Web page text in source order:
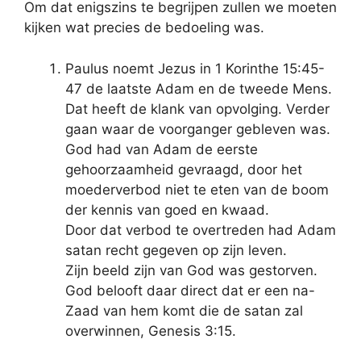
Om dat enigszins te begrijpen zullen we moeten
kijken wat precies de bedoeling was.
Paulus noemt Jezus in 1 Korinthe 15:45-
47 de laatste Adam en de tweede Mens.
Dat heeft de klank van opvolging. Verder
gaan waar de voorganger gebleven was.
God had van Adam de eerste
gehoorzaamheid gevraagd, door het
moederverbod niet te eten van de boom
der kennis van goed en kwaad.
Door dat verbod te overtreden had Adam
satan recht gegeven op zijn leven.
Zijn beeld zijn van God was gestorven.
God belooft daar direct dat er een na-
Zaad van hem komt die de satan zal
overwinnen, Genesis 3:15.